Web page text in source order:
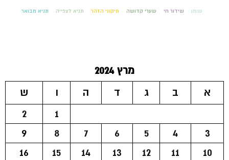
שומן שידור חי שערי קדושה תיקוני הזהר תניא לצפייה תניא מבואר
מרץ 2024
א
ב ג ד ה ו
ש
1
2
3
4
5
6
7
8
9
10
11
12
13
14
15
16